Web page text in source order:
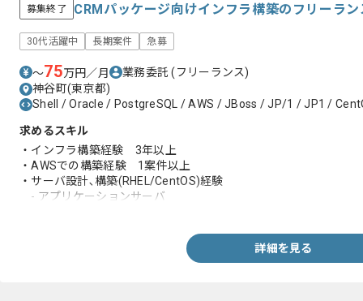
募集終了 CRMパッケージ向けインフラ構築のフリーラ
30代活躍中 長期案件 急募
〜75万円／月 業務委託(フリーランス)
神谷町(東京都)
Shell / Oracle / PostgreSQL / AWS / JBoss / JP/1 / JP1 /
求めるスキル
・インフラ構築経験 3年以上
・AWSでの構築経験 1案件以上
・サーバ設計､構築(RHEL/CentOS)経験
- アプリケーションサーバ
- 冗長化構成・フェイルオーバー設計・構築
詳細を見る